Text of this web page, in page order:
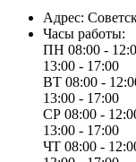
Адрес:
Часы работы:
ПН 08:00 -
13:00 - 17:00
ВТ 08:00 -
13:00 - 17:00
СР 08:00 -
13:00 - 17:00
ЧТ 08:00 -